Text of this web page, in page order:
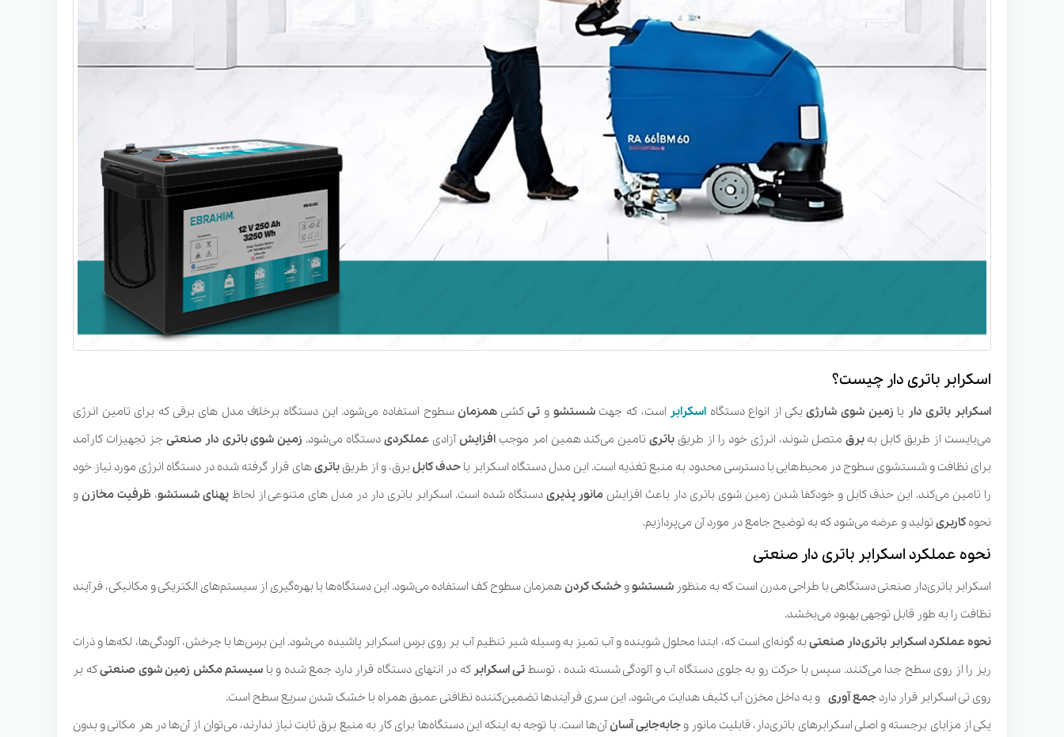
اسکرابر باتری دار چیست؟
اسکرابر باتری دار یا زمین شوی شارژییکی از انواع دستگاه اسکرابر است، که جهتشستشو و تیکشی همزمانسطوح استفاده می‌شود. این دستگاه برخلاف مدل های برقی که برای تامین انرژی
می‌بایست از طریق کابل بهبرق متصل شوند، انرژی خود را از طریق باتریتامین می‌کند همین امر موجبافزایشآزادی عملکردیدستگاه می‌شود. زمین شوی باتری دار صنعتی جز تجهیزات کارآمد
برای نظافت و شستشوی سطوح در محیط‌هایی با دسترسی محدود به منبع تغذیه است. این مدل دستگاه اسکرابر باحدفکابلبرق، و از طریقباتریهای قرار گرفته شده در دستگاه انرژی مورد نیاز خود
را تامین می‌کند. این حذف کابل و خودکفا شدن زمین شوی باتری دار باعث افزایش مانور پذیری دستگاه شده است. اسکرابر باتری دار در مدل های متنوعی از لحاظپهنای شستشو، ظرفیت مخازن و
نحوه کاربریتولید و عرضه می‌شود که به توضیح جامع در مورد آن می‌پردازیم.
نحوه عملکرد اسکرابر باتری دار صنعتی
اسکرابر باتری‌دار صنعتی دستگاهی با طراحی مدرن است که به منظور شستشوو خشککردنهمزمان سطوح کف استفاده می‌شود. این دستگاه‌ها با بهره‌گیری از سیستم‌های الکتریکی و مکانیکی، فرآیند
نظافت را به طور قابل توجهی بهبود می‌بخشد.
نحوه عملکرد اسکرابر باتری‌دار صنعتیبه گونه‌ای است که، ابتدا محلول شوینده و آب تمیز به وسیله شیر تنظیم آب بر روی برس اسکرابر پاشیده می‌شود. این برس‌ها با چرخش، آلودگی‌ها، لکه‌ها و ذرات
ریز را از روی سطح جدا می‌کنند. سپس با حرکت رو به جلوی دستگاه آب و آلودگی شسته شده ، توسطتی اسکرابر که در انتهای دستگاه قرار دارد جمع شده و با سیستم مکش زمین شوی صنعتیکه بر
روی تی اسکرابر قرار دارد جمعآوری و به داخل مخزن آب کثیف هدایت می‌شود. این سری فرآیندها تضمین‌کننده نظافتی عمیق همراه با خشک شدن سریع سطح است.
یکی از مزایای برجسته و اصلی اسکرابرهای باتری‌دار، قابلیت مانور وجابه‌جایی آسانآن‌ها است. با توجه به اینکه این دستگاه‌ها برای کار به منبع برق ثابت نیاز ندارند، می‌توان از آن‌ها در هر مکانی و بدون